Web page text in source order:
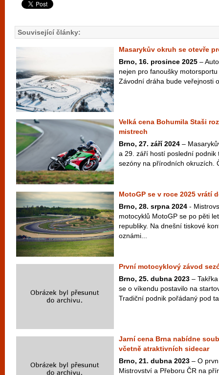
Související články:
Masarykův okruh se otevře
Brno, 16. prosince 2025 –
nejen pro fanoušky
Závodní dráha bude veřejnosti
Velká cena Bohumila Staši
mistrech
Brno, 27. září 2024 –
a 29. září hostí poslední podnik
sezóny na přírodních okruzích.
MotoGP se v roce 2025 vrátí
Brno, 28. srpna 2024 -
motocyklů MotoGP se po pěti
republiky. Na dnešní tiskové
oznámi...
První motocyklový závod
Brno, 25. dubna 2023 –
se o víkendu postavilo na
Tradiční podnik pořádaný pod
Jarní cena Brna nabídne
včetně atraktivních sidecar
Brno, 21. dubna 2023 – O
Mistrovství a Přeboru ČR na